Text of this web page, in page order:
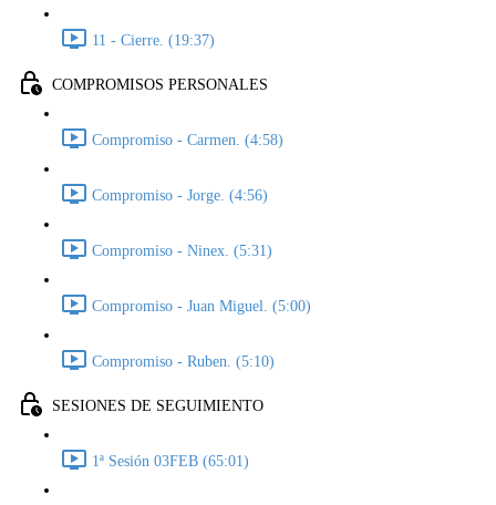
11 - Cierre. (19:37)
COMPROMISOS PERSONALES
Compromiso - Carmen. (4:58)
Compromiso - Jorge. (4:56)
Compromiso - Ninex. (5:31)
Compromiso - Juan Miguel. (5:00)
Compromiso - Ruben. (5:10)
SESIONES DE SEGUIMIENTO
1ª Sesión 03FEB (65:01)